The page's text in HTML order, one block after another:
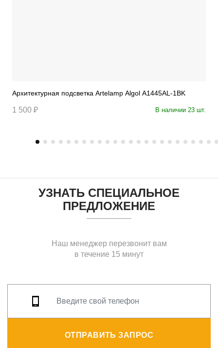
Архитектурная подсветка Artelamp Algol A1445AL-1BK
1 500 ₽ В наличии 23 шт.
УЗНАТЬ СПЕЦИАЛЬНОЕ
ПРЕДЛОЖЕНИЕ
Наш менеджер перезвонит вам
в течение 15 минут
ОТПРАВИТЬ ЗАПРОС